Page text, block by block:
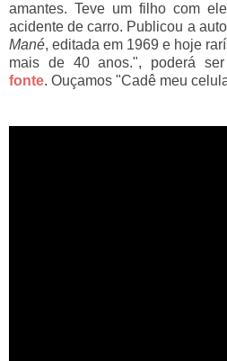
amantes. Teve um filho com
acidente de carro. Publicou a
Mané, editada em 1969 e hoje
fonte. Ouçamos "Cadê meu